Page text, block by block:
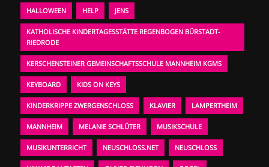
HALLOWEEN HELP JENS
KATHOLISCHE KINDERTAGESSTÄTTE REGENBOGEN BÜRSTADT-
RIEDRODE
KERSCHENSTEINER GEMEINSCHAFTSSCHULE MANNHEIM KGMS
KEYBOARD KIDS ON KEYS
KINDERKRIPPE ZWERGENSCHLOSS KLAVIER LAMPERTHEIM
MANNHEIM MELANIE SCHLÜTER MUSIKSCHULE
MUSIKUNTERRICHT NEUSCHLOSS.NET NEUSCHLOSS